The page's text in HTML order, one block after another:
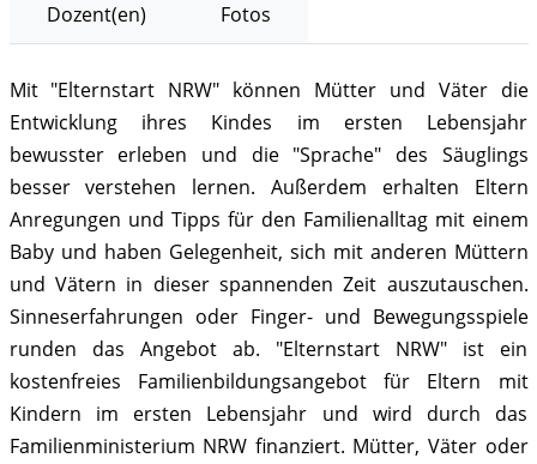
Dozent(en) Fotos
Mit "Elternstart NRW" können Mütter und Väter die
Entwicklung ihres Kindes im ersten Lebensjahr
bewusster erleben und die "Sprache" des Säuglings
besser verstehen lernen. Außerdem erhalten Eltern
Anregungen und Tipps für den Familienalltag mit einem
Baby und haben Gelegenheit, sich mit anderen Müttern
und Vätern in dieser spannenden Zeit auszutauschen.
Sinneserfahrungen oder Finger- und Bewegungsspiele
runden das Angebot ab. "Elternstart NRW" ist ein
kostenfreies Familienbildungsangebot für Eltern mit
Kindern im ersten Lebensjahr und wird durch das
Familienministerium NRW finanziert. Mütter, Väter oder